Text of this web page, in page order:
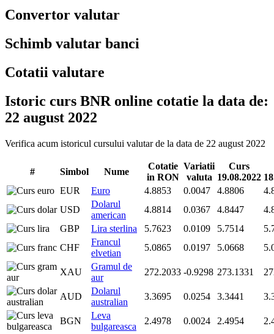
Convertor valutar
Schimb valutar banci
Cotatii valutare
Istoric curs BNR online cotatie la data de:
22 august 2022
Verifica acum istoricul cursului valutar de la data de 22 august 2022
# Simbol Nume
Cotatie
in RON
Variatii
valuta
Curs
19.08.2022
EUR
Euro 4.8853 0.0047 4.8806
USD
Dolarul
american
4.8814 0.0367 4.8447
GBP
Lira sterlina 5.7623 0.0109 5.7514
CHF
Francul
elvetian
5.0865 0.0197 5.0668
XAU
Gramul de
aur
272.2033 -0.9298 273.1331
AUD
Dolarul
australian
3.3695 0.0254 3.3441
BGN
Leva
bulgareasca
2.4978 0.0024 2.4954